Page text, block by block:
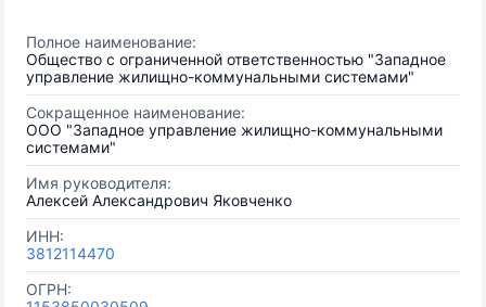
Полное наименование:
Общество с ограниченной ответственностью "Западное
управление жилищно-коммунальными системами"
Сокращенное наименование:
ООО "Западное управление жилищно-коммунальными
системами"
Имя руководителя:
Алексей Александрович Яковченко
ИНН:
3812114470
ОГРН: